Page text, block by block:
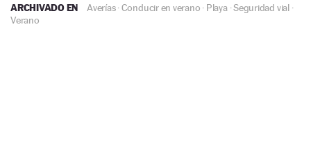
ARCHIVADO EN Averías·Conducir en verano · Playa·Seguridad vial·
Verano